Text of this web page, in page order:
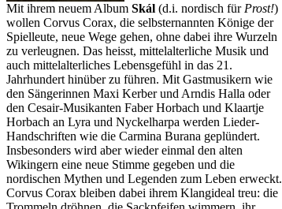
Mit ihrem neuem Album Skál (d.i. nordisch für Prost!)
wollen Corvus Corax, die selbsternannten Könige der
Spielleute, neue Wege gehen, ohne dabei ihre Wurzeln
zu verleugnen. Das heisst, mittelalterliche Musik und
auch mittelalterliches Lebensgefühl in das 21.
Jahrhundert hinüber zu führen. Mit Gastmusikern wie
den Sängerinnen Maxi Kerber und Arndis Halla oder
den Cesair-Musikanten Faber Horbach und Klaartje
Horbach an Lyra und Nyckelharpa werden Lieder-
Handschriften wie die Carmina Burana geplündert.
Insbesonders wird aber wieder einmal den alten
Wikingern eine neue Stimme gegeben und die
nordischen Mythen und Legenden zum Leben erweckt.
Corvus Corax bleiben dabei ihrem Klangideal treu: die